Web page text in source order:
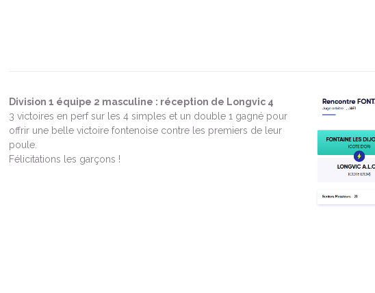
Division 1 équipe 2 masculine : réception de Longvic 4
3 victoires en perf sur les 4 simples et un double 1 gagné pour
offrir une belle victoire fontenoise contre les premiers de leur
poule.
Félicitations les garçons !